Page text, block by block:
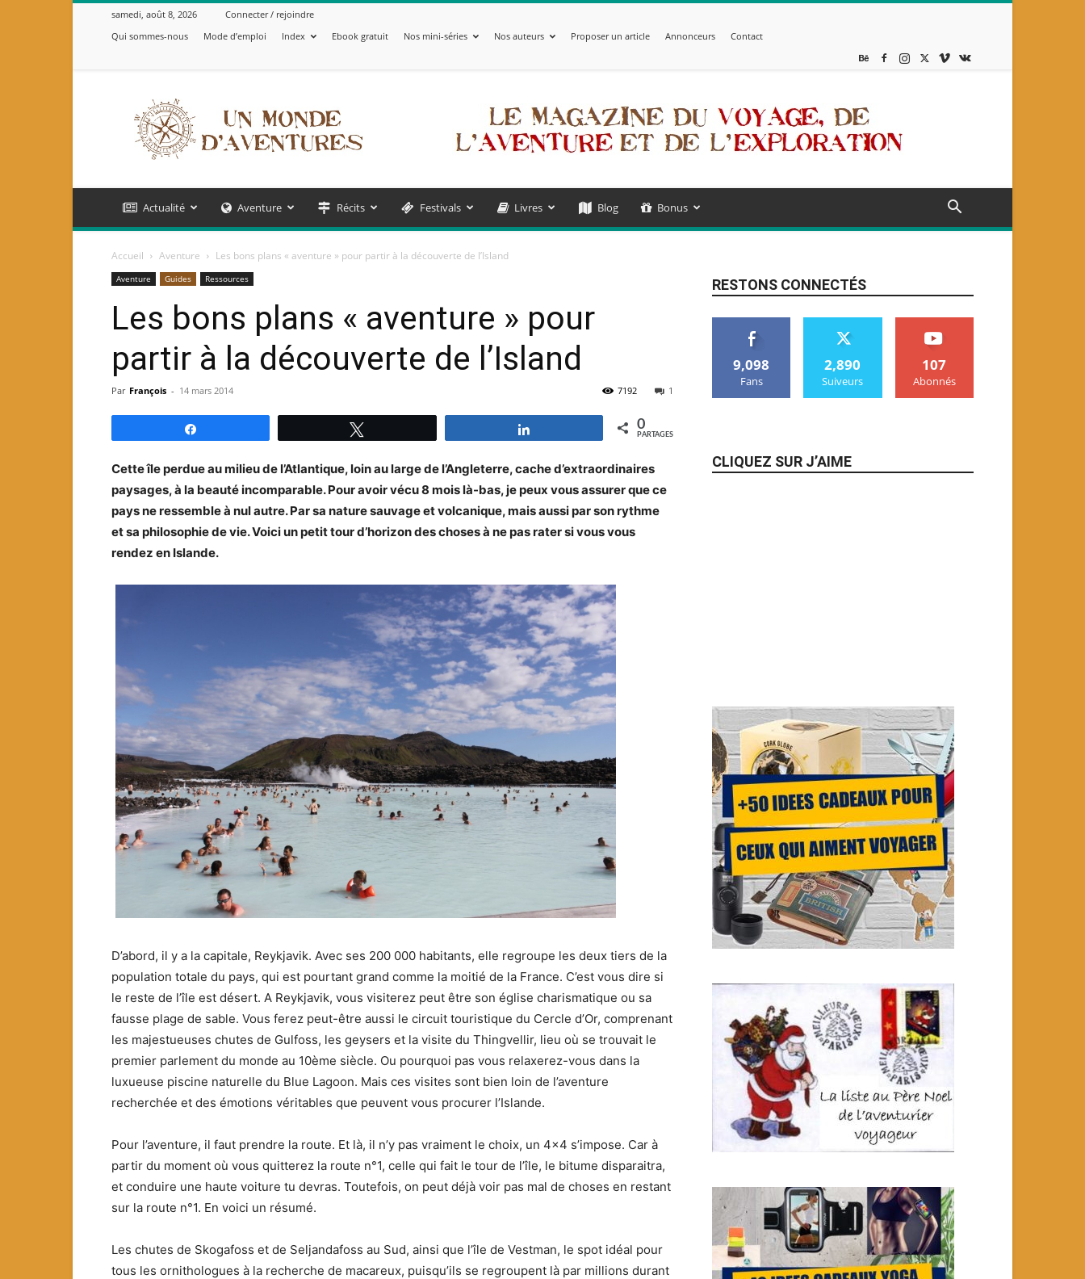
samedi, août 8, 2026
Connecter / rejoindre
Qui sommes-nous
Mode d’emploi Index Ebook gratuit Nos mini-séries Nos auteurs Proposer un article Annonceurs Contact
Monde
d'Aventures
Actualité Aventure Récits Festivals Livres Blog Bonus
Accueil Aventure Les bons plans « aventure » pour partir à la découverte de l’Island
Aventure Guides Ressources
Les bons plans « aventure » pour
partir à la découverte de l’Island
Par François - 14 mars 2014 1
7192
0
PARTAGES
Cette île perdue au milieu de l’Atlantique, loin au large de l’Angleterre, cache d’extraordinaires
paysages, à la beauté incomparable. Pour avoir vécu 8 mois là-bas, je peux vous assurer que ce
pays ne ressemble à nul autre. Par sa nature sauvage et volcanique, mais aussi par son rythme
et sa philosophie de vie. Voici un petit tour d’horizon des choses à ne pas rater si vous vous
rendez en Islande.
D’abord, il y a la capitale, Reykjavik. Avec ses 200 000 habitants, elle regroupe les deux tiers de la
population totale du pays, qui est pourtant grand comme la moitié de la France. C’est vous dire si
le reste de l’île est désert. A Reykjavik, vous visiterez peut être son église charismatique ou sa
fausse plage de sable. Vous ferez peut-être aussi le circuit touristique du Cercle d’Or, comprenant
les majestueuses chutes de Gulfoss, les geysers et la visite du Thingvellir, lieu où se trouvait le
premier parlement du monde au 10ème siècle. Ou pourquoi pas vous relaxerez-vous dans la
luxueuse piscine naturelle du Blue Lagoon. Mais ces visites sont bien loin de l’aventure
recherchée et des émotions véritables que peuvent vous procurer l’Islande.
Pour l’aventure, il faut prendre la route. Et là, il n’y pas vraiment le choix, un 4×4 s’impose. Car à
partir du moment où vous quitterez la route n°1, celle qui fait le tour de l’île, le bitume disparaitra,
et conduire une haute voiture tu devras. Toutefois, on peut déjà voir pas mal de choses en restant
sur la route n°1. En voici un résumé.
Les chutes de Skogafoss et de Seljandafoss au Sud, ainsi que l’île de Vestman, le spot idéal pour
tous les ornithologues à la recherche de macareux, puisqu’ils se regroupent là par millions durant
RESTONS CONNECTÉS
9,098
Fans
2,890
Suiveurs
107
Abonnés
CLIQUEZ SUR J’AIME